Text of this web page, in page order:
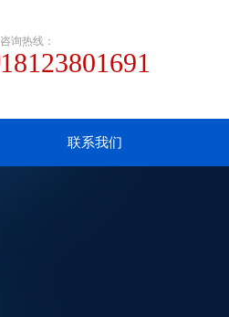
咨询热线：
18123801691
联系我们